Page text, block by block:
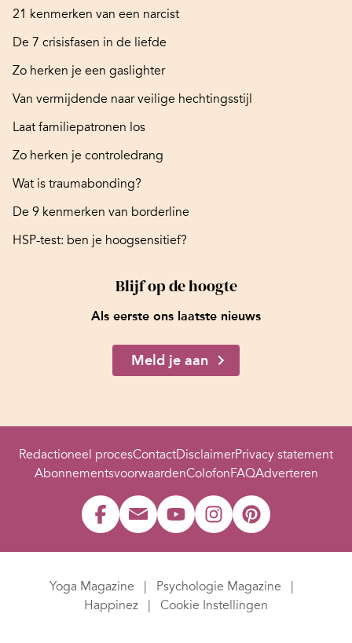
21 kenmerken van een narcist
De 7 crisisfasen in de liefde
Zo herken je een gaslighter
Van vermijdende naar veilige hechtingsstijl
Laat familiepatronen los
Zo herken je controledrang
Wat is traumabonding?
De 9 kenmerken van borderline
HSP-test: ben je hoogsensitief?
Blijf op de hoogte
Als eerste ons laatste nieuws
Meld je aan
Redactioneel procesContactDisclaimerPrivacy statement
AbonnementsvoorwaardenColofonFAQAdverteren
Yoga Magazine
Psychologie Magazine
Happinez
Cookie Instellingen